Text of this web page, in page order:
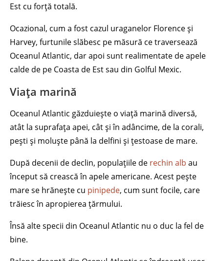
Est cu forță totală.
Ocazional, cum a fost cazul uraganelor Florence și
Harvey, furtunile slăbesc pe măsură ce traversează
Oceanul Atlantic, dar apoi sunt realimentate de apele
calde de pe Coasta de Est sau din Golful Mexic.
Viața marină
Oceanul Atlantic găzduiește o viață marină diversă,
atât la suprafața apei, cât și în adâncime, de la corali,
pești și moluște până la delfini și țestoase de mare.
După decenii de declin, populațiile de rechin alb au
început să crească în apele americane. Acest pește
mare se hrănește cu pinipede, cum sunt focile, care
trăiesc în apropierea țărmului.
Însă alte specii din Oceanul Atlantic nu o duc la fel de
bine.